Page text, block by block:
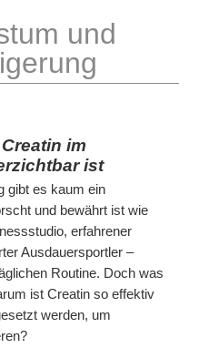
und
im
ist
gibt es kaum ein
erfahrener
Ausdauersportler –
Routine. Doch was
ist Creatin so effektiv
werden, um